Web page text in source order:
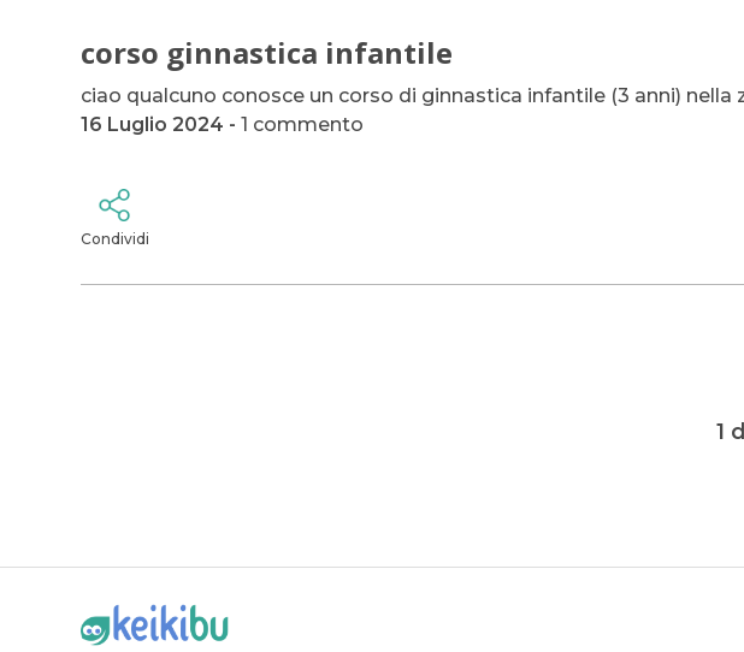
corso ginnastica infantile
ciao qualcuno conosce un corso di ginnastica infantile (3 anni)
16 Luglio 2024 -1 commento
Condividi
1